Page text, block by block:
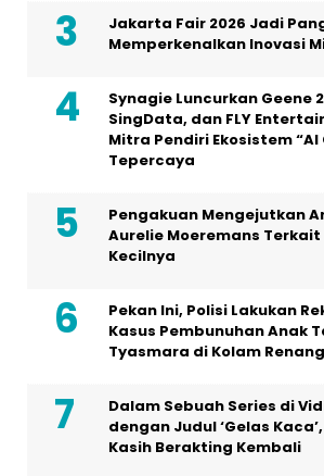
Jakarta Fair 2026 Jadi
Memperkenalkan Inovasi
Synagie Luncurkan Geene
SingData, dan FLY
Mitra Pendiri Ekosistem
Tepercaya
Pengakuan Mengejutkan
Aurelie Moeremans
Kecilnya
Pekan Ini, Polisi Lakukan
Kasus Pembunuhan Anak
Tyasmara di Kolam Renang
Dalam Sebuah Series di
dengan Judul ‘Gelas
Kasih Berakting Kembali